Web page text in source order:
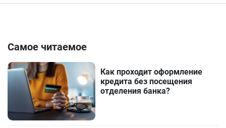
Самое читаемое
Как проходит оформление
кредита без посещения
отделения банка?